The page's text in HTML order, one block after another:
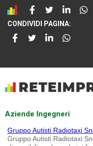
CONDIVIDI PAGINA:
Aziende Ingegneri
Gruppo Autisti Radiotaxi
Gruppo Autisti Radiotaxi